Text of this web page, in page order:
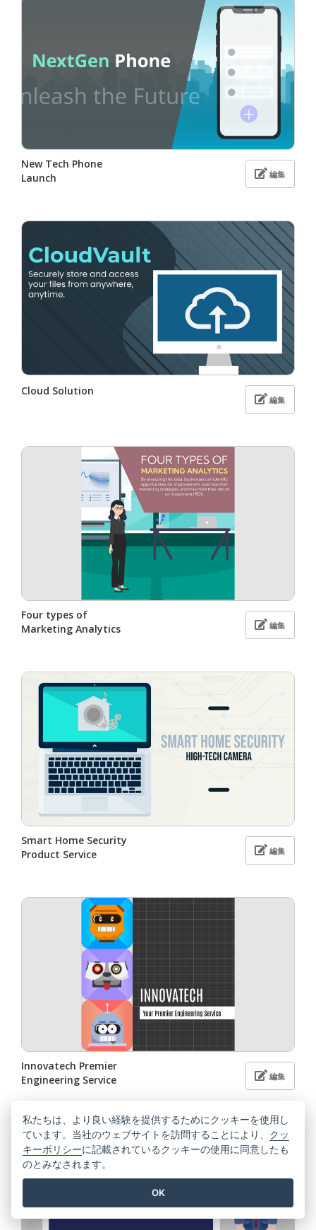
New Tech Phone
Launch
編集
Cloud Solution
編集
Four types of
Marketing Analytics
編集
Smart Home Security
Product Service
編集
Innovatech Premier
Engineering Service
編集
私たちは、より良い経験を提供するためにクッキーを使用し
ています。当社のウェブサイトを訪問することにより、 クッ
キーポリシーに記載されているクッキーの使用に同意したも
のとみなされます。
OK